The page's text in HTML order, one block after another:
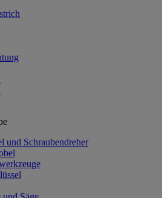
und Schraubendreher